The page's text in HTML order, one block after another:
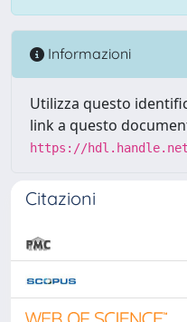
Informazioni
Utilizza questo
link a questo
https://hdl.handle.net/
Citazioni